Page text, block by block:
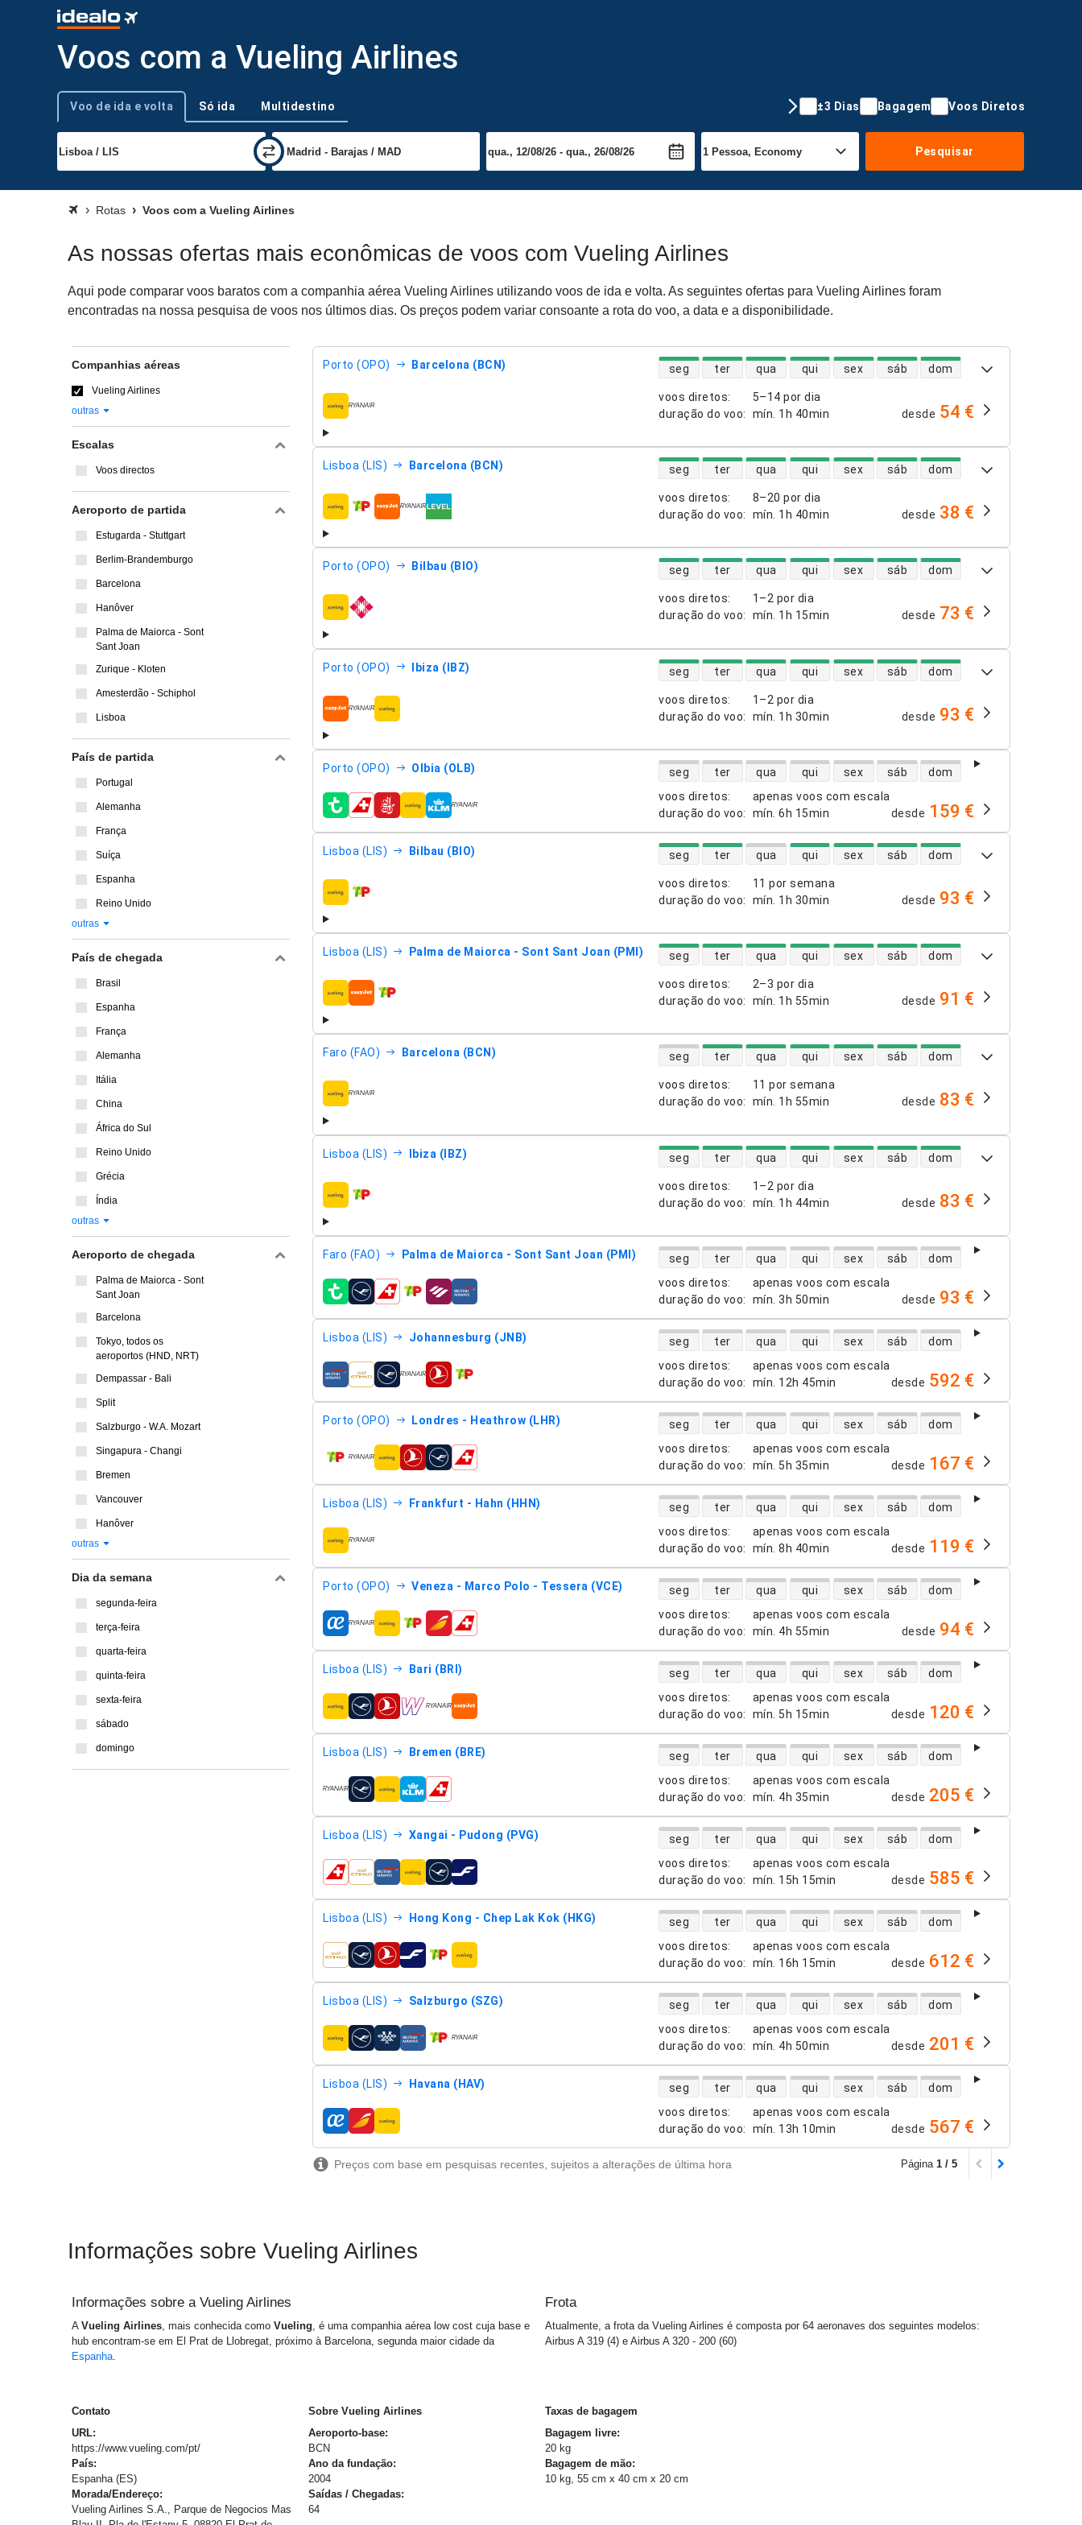
Voos com a Vueling Airlines
Tipo de viagem
Voo de ida e volta Só ida Multidestino ±3 Dias Bagagem Voos Diretos
Pesquisar
Rotas Voos com a Vueling Airlines
As nossas ofertas mais econômicas de voos com Vueling Airlines
Aqui pode comparar voos baratos com a companhia aérea Vueling Airlines utilizando voos de ida e volta. As seguintes ofertas para Vueling Airlines foram
encontradas na nossa pesquisa de voos nos últimos dias. Os preços podem variar consoante a rota do voo, a data e a disponibilidade.
Porto (OPO) Barcelona (BCN)
voos diretos:
5–14 por dia
duração do voo: mín. 1h 40min
disponibilidade de voos diretos
seg ter qua qui sex sáb dom
companhias aéreas desde 54 €
Lisboa (LIS) Barcelona (BCN)
voos diretos:
8–20 por dia
duração do voo: mín. 1h 40min
disponibilidade de voos diretos
seg ter qua qui sex sáb dom
companhias aéreas desde 38 €
Porto (OPO) Bilbau (BIO)
voos diretos:
1–2 por dia
duração do voo: mín. 1h 15min
disponibilidade de voos diretos
seg ter qua qui sex sáb dom
companhias aéreas desde 73 €
Porto (OPO) Ibiza (IBZ)
voos diretos:
1–2 por dia
duração do voo: mín. 1h 30min
disponibilidade de voos diretos
seg ter qua qui sex sáb dom
companhias aéreas desde 93 €
Porto (OPO) Olbia (OLB)
voos diretos:
apenas voos com escala
duração do voo: mín. 6h 15min
disponibilidade de voos diretos
seg ter qua qui sex sáb dom
companhias aéreas desde 159 €
Lisboa (LIS) Bilbau (BIO)
voos diretos:
11 por semana
duração do voo: mín. 1h 30min
disponibilidade de voos diretos
seg ter qua qui sex sáb dom
companhias aéreas desde 93 €
Lisboa (LIS) Palma de Maiorca - Sont Sant Joan (PMI)
voos diretos:
2–3 por dia
duração do voo: mín. 1h 55min
disponibilidade de voos diretos
seg ter qua qui sex sáb dom
companhias aéreas desde 91 €
Faro (FAO) Barcelona (BCN)
voos diretos:
11 por semana
duração do voo: mín. 1h 55min
disponibilidade de voos diretos
seg ter qua qui sex sáb dom
companhias aéreas desde 83 €
Lisboa (LIS) Ibiza (IBZ)
voos diretos:
1–2 por dia
duração do voo: mín. 1h 44min
disponibilidade de voos diretos
seg ter qua qui sex sáb dom
companhias aéreas desde 83 €
Faro (FAO) Palma de Maiorca - Sont Sant Joan (PMI)
voos diretos:
apenas voos com escala
duração do voo: mín. 3h 50min
disponibilidade de voos diretos
seg ter qua qui sex sáb dom
companhias aéreas desde 93 €
Lisboa (LIS) Johannesburg (JNB)
voos diretos:
apenas voos com escala
duração do voo: mín. 12h 45min
disponibilidade de voos diretos
seg ter qua qui sex sáb dom
companhias aéreas desde 592 €
Porto (OPO) Londres - Heathrow (LHR)
voos diretos:
apenas voos com escala
duração do voo: mín. 5h 35min
disponibilidade de voos diretos
seg ter qua qui sex sáb dom
companhias aéreas desde 167 €
Lisboa (LIS) Frankfurt - Hahn (HHN)
voos diretos:
apenas voos com escala
duração do voo: mín. 8h 40min
disponibilidade de voos diretos
seg ter qua qui sex sáb dom
companhias aéreas desde 119 €
Porto (OPO) Veneza - Marco Polo - Tessera (VCE)
voos diretos:
apenas voos com escala
duração do voo: mín. 4h 55min
disponibilidade de voos diretos
seg ter qua qui sex sáb dom
companhias aéreas desde 94 €
Lisboa (LIS) Bari (BRI)
voos diretos:
apenas voos com escala
duração do voo: mín. 5h 15min
disponibilidade de voos diretos
seg ter qua qui sex sáb dom
companhias aéreas desde 120 €
Lisboa (LIS) Bremen (BRE)
voos diretos:
apenas voos com escala
duração do voo: mín. 4h 35min
disponibilidade de voos diretos
seg ter qua qui sex sáb dom
companhias aéreas desde 205 €
Lisboa (LIS) Xangai - Pudong (PVG)
voos diretos:
apenas voos com escala
duração do voo: mín. 15h 15min
disponibilidade de voos diretos
seg ter qua qui sex sáb dom
companhias aéreas desde 585 €
Lisboa (LIS) Hong Kong - Chep Lak Kok (HKG)
voos diretos:
apenas voos com escala
duração do voo: mín. 16h 15min
disponibilidade de voos diretos
seg ter qua qui sex sáb dom
companhias aéreas desde 612 €
Lisboa (LIS) Salzburgo (SZG)
voos diretos:
apenas voos com escala
duração do voo: mín. 4h 50min
disponibilidade de voos diretos
seg ter qua qui sex sáb dom
companhias aéreas desde 201 €
Lisboa (LIS) Havana (HAV)
voos diretos:
apenas voos com escala
duração do voo: mín. 13h 10min
disponibilidade de voos diretos
seg ter qua qui sex sáb dom
companhias aéreas desde 567 €
Preços com base em pesquisas recentes, sujeitos a alterações de última hora Página 1 / 5
Companhias aéreas
Vueling Airlines
outras
Escalas
Voos directos
Aeroporto de partida
Estugarda - Stuttgart
Berlim-Brandemburgo
Barcelona
Hanôver
Palma de Maiorca - Sont
Sant Joan
Zurique - Kloten
Amesterdão - Schiphol
Lisboa
País de partida
Portugal
Alemanha
França
Suíça
Espanha
Reino Unido
outras
País de chegada
Brasil
Espanha
França
Alemanha
Itália
China
África do Sul
Reino Unido
Grécia
Índia
outras
Aeroporto de chegada
Palma de Maiorca - Sont
Sant Joan
Barcelona
Tokyo, todos os
aeroportos (HND, NRT)
Dempassar - Bali
Split
Salzburgo - W.A. Mozart
Singapura - Changi
Bremen
Vancouver
Hanôver
outras
Dia da semana
segunda-feira
terça-feira
quarta-feira
quinta-feira
sexta-feira
sábado
domingo
Informações sobre Vueling Airlines
Informações sobre a Vueling Airlines
A Vueling Airlines , mais conhecida como Vueling , é uma companhia aérea low cost cuja base e
hub encontram-se em El Prat de Llobregat, próximo à Barcelona, segunda maior cidade da
Espanha
Frota
Atualmente, a frota da Vueling Airlines é composta por 64 aeronaves dos seguintes modelos:
Airbus A 319 (4) e Airbus A 320 - 200 (60)
Contato
URL:
https://www.vueling.com/pt/
País:
Espanha (ES)
Morada/Endereço:
Vueling Airlines S.A., Parque de Negocios Mas
Sobre Vueling Airlines
Aeroporto-base:
BCN
Ano da fundação:
2004
Saídas / Chegadas:
64
Taxas de bagagem
Bagagem livre:
20 kg
Bagagem de mão:
10 kg, 55 cm x 40 cm x 20 cm